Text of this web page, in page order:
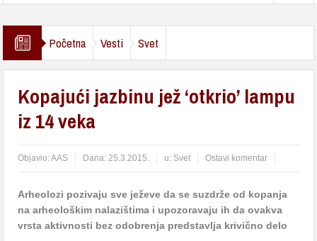
Početna Vesti Svet
Kopajući jazbinu jež ‘otkrio’ lampu
iz 14 veka
Objavio:AAS Dana:25.3.2015. u: Svet Ostavi komentar
Arheolozi pozivaju sve ježeve da se suzdrže od kopanja
na arheološkim nalazištima i upozoravaju ih da ovakva
vrsta aktivnosti bez odobrenja predstavlja krivično delo